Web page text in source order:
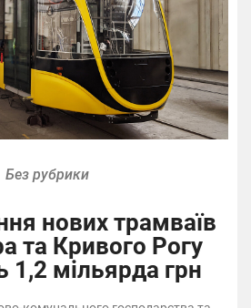
Без рубрики
нових трамваїв
та Кривого Рогу
1,2 мільярда грн